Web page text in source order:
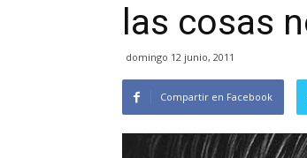
las cosas
domingo 12 junio, 2011
Compartir en Facebook